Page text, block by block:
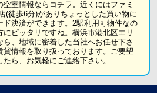
室情報ならコチラ。近くにはファミ
(徒歩6分)がありちょっとした買い物に
ド決済ができます。2駅利用可物件なの
ピッタリですね。横浜市港北区エリ
ら、地域に密着した当社へお任せ下さ
貸情報を取り扱っております。ご要望
ら、お気軽にご連絡下さい。